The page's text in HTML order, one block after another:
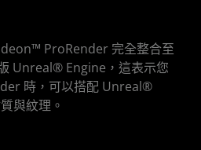
ProRender 完全整合至
Unreal® Engine，這表示您
時，可以搭配 Unreal®
與紋理。